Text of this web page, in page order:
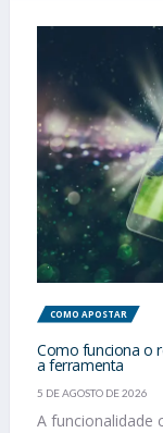
COMO APOSTAR
Como funciona o
a ferramenta
5 DE AGOSTO DE 2026
A funcionalidade